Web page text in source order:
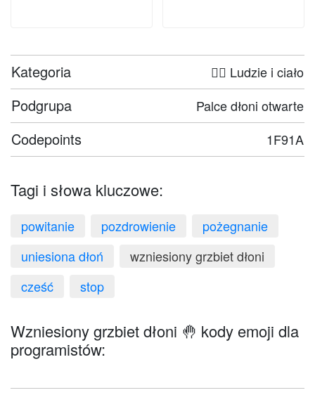
Kategoria 🤦‍♀️ Ludzie i ciało
Podgrupa Palce dłoni otwarte
Codepoints 1F91A
Tagi i słowa kluczowe:
powitanie pozdrowienie
pożegnanie
uniesiona dłoń
wzniesiony grzbiet dłoni
cześć
stop
Wzniesiony grzbiet dłoni 🤚 kody emoji dla
programistów: